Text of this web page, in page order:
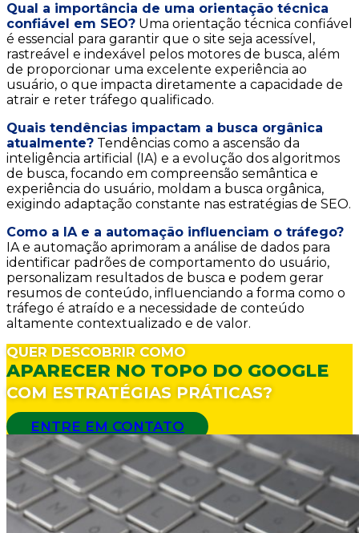
Qual a importância de uma orientação técnica
confiável em SEO? Uma orientação técnica confiável
é essencial para garantir que o site seja acessível,
rastreável e indexável pelos motores de busca, além
de proporcionar uma excelente experiência ao
usuário, o que impacta diretamente a capacidade de
atrair e reter tráfego qualificado.
Quais tendências impactam a busca orgânica
atualmente? Tendências como a ascensão da
inteligência artificial (IA) e a evolução dos algoritmos
de busca, focando em compreensão semântica e
experiência do usuário, moldam a busca orgânica,
exigindo adaptação constante nas estratégias de SEO.
Como a IA e a automação influenciam o tráfego?
IA e automação aprimoram a análise de dados para
identificar padrões de comportamento do usuário,
personalizam resultados de busca e podem gerar
resumos de conteúdo, influenciando a forma como o
tráfego é atraído e a necessidade de conteúdo
altamente contextualizado e de valor.
QUER DESCOBRIR COMO
APARECER NO TOPO DO GOOGLE
COM ESTRATÉGIAS PRÁTICAS?
ENTRE EM CONTATO